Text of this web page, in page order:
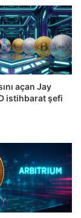
açan Jay
istihbarat şefi